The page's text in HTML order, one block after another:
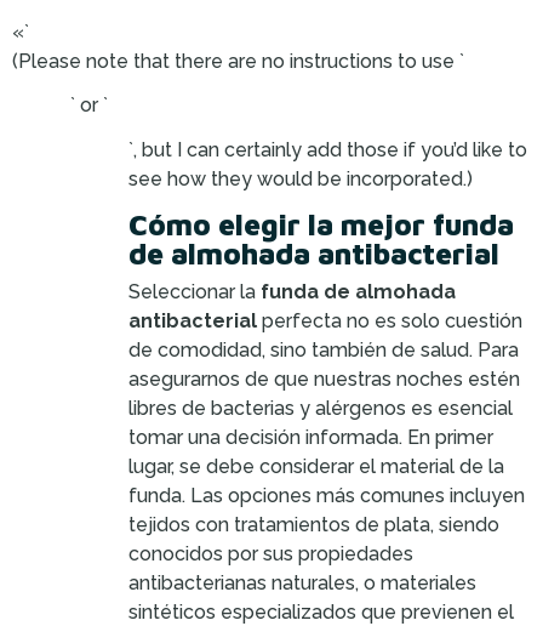
«`
(Please note that there are no instructions to use `
` or `
`, but I can certainly add those if you’d like to
see how they would be incorporated.)
Cómo elegir la mejor funda
de almohada antibacterial
Seleccionar la funda de almohada
antibacterial perfecta no es solo cuestión
de comodidad, sino también de salud. Para
asegurarnos de que nuestras noches estén
libres de bacterias y alérgenos es esencial
tomar una decisión informada. En primer
lugar, se debe considerar el material de la
funda. Las opciones más comunes incluyen
tejidos con tratamientos de plata, siendo
conocidos por sus propiedades
antibacterianas naturales, o materiales
sintéticos especializados que previenen el